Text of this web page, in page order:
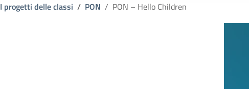
I progetti delle classi PON PON – Hello Children